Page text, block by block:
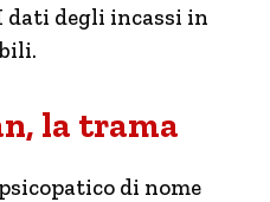
dati degli incassi in
la trama
di nome